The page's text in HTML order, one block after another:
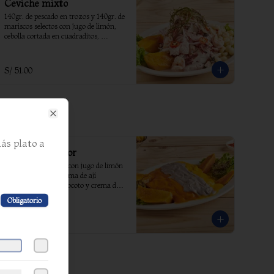
Ceviche mixto
140gr. de pescado en trozos y 140gr. de
mariscos selectos con jugo de limón,
cebolla cortada en cuadraditos,
S/ 51.00
Tiradito tricolor
Láminas de pescado con jugo de limón
y sal, bañados en crema de ají
amarillo, crema de rocoto y crema de
aceitunas.
plato a
Obligatorio